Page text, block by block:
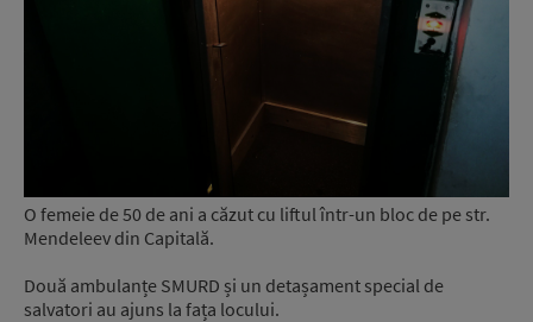
O femeie de 50 de ani a căzut cu liftul într-un bloc de pe str.
Mendeleev din Capitală.
Două ambulanțe SMURD și un detașament special de
salvatori au ajuns la fața locului.